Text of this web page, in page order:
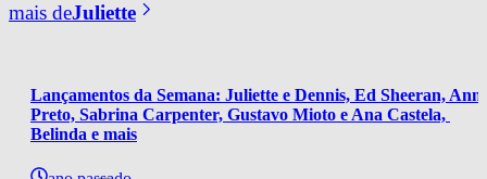
mais deJuliette
Lançamentos da Semana: Juliette e Dennis, Ed Sheeran,
Preto, Sabrina Carpenter, Gustavo Mioto e Ana Castela,
Belinda e mais